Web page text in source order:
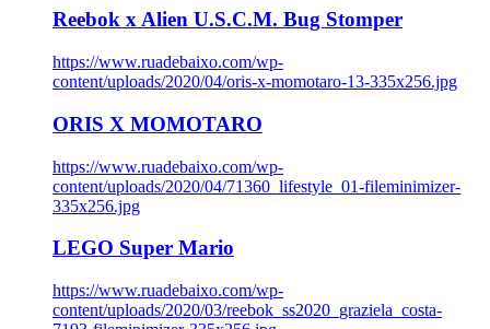
Reebok x Alien U.S.C.M. Bug Stomper
https://www.ruadebaixo.com/wp-
content/uploads/2020/04/oris-x-momotaro-13-335x256.jpg
ORIS X MOMOTARO
https://www.ruadebaixo.com/wp-
content/uploads/2020/04/71360_lifestyle_01-fileminimizer-
335x256.jpg
LEGO Super Mario
https://www.ruadebaixo.com/wp-
content/uploads/2020/03/reebok_ss2020_graziela_costa-